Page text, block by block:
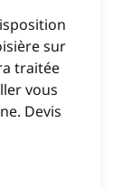
sur
traitée
vous
Devis